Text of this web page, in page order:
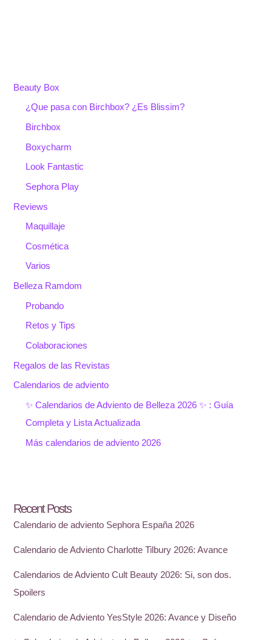
Beauty Box
¿Que pasa con Birchbox? ¿Es Blissim?
Birchbox
Boxycharm
Look Fantastic
Sephora Play
Reviews
Maquillaje
Cosmética
Varios
Belleza Ramdom
Probando
Retos y Tips
Colaboraciones
Regalos de las Revistas
Calendarios de adviento
✨ Calendarios de Adviento de Belleza 2026 ✨ : Guía
Completa y Lista Actualizada
Más calendarios de adviento 2026
Recent Posts
Calendario de adviento Sephora España 2026
Calendario de Adviento Charlotte Tilbury 2026: Avance
Calendarios de Adviento Cult Beauty 2026: Si, son dos.
Spoilers
Calendario de Adviento YesStyle 2026: Avance y Diseño